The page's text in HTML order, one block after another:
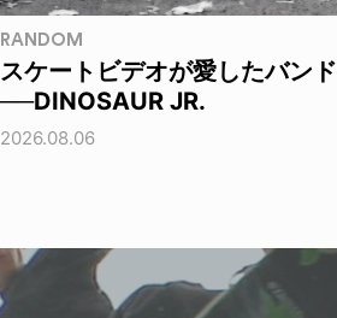
RANDOM
スケートビデオが愛したバンド
──DINOSAUR JR.
2026.08.06